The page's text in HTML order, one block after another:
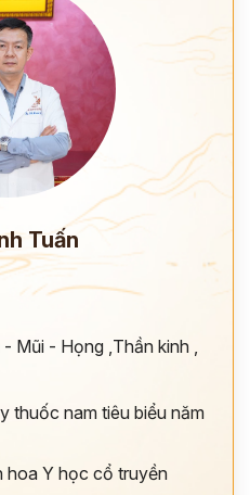
Tuấn
- Mũi - Họng ,Thần kinh ,
thuốc nam tiêu biểu năm
hoa Y học cổ truyền